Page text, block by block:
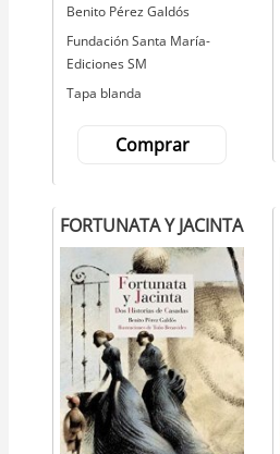
Autor
Benito Pérez Galdós
Editorial
Fundación Santa María-
Ediciones SM
Tapa blanda
Comprar
FORTUNATA Y JACINTA